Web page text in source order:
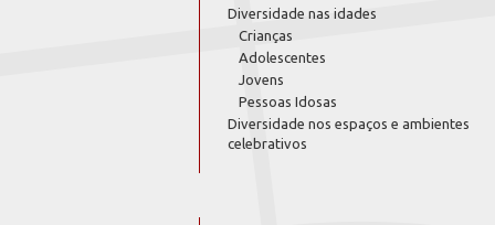
Diversidade nas idades
Crianças
Adolescentes
Jovens
Pessoas Idosas
Diversidade nos espaços e ambientes
celebrativos